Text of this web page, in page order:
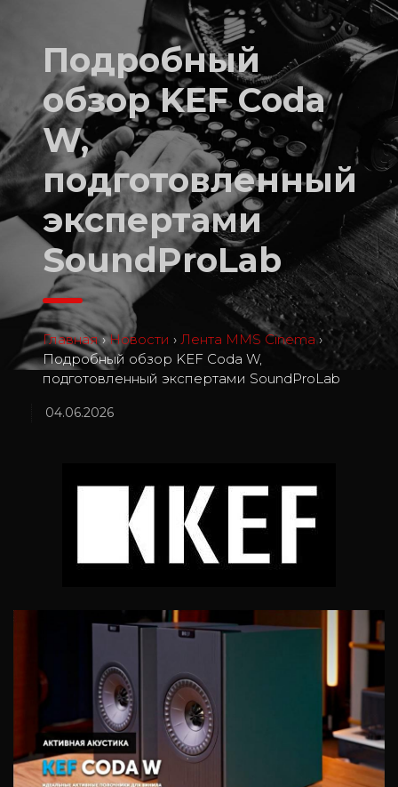
Подробный
обзор KEF Coda
W,
подготовленный
экспертами
SoundProLab
Главная › Новости › Лента MMS Cinema ›
Подробный обзор KEF Coda W,
подготовленный экспертами SoundProLab
04.06.2026